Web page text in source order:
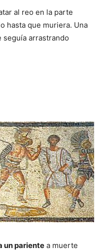
al reo en la parte
hasta que muriera. Una
seguía arrastrando
un pariente a muerte